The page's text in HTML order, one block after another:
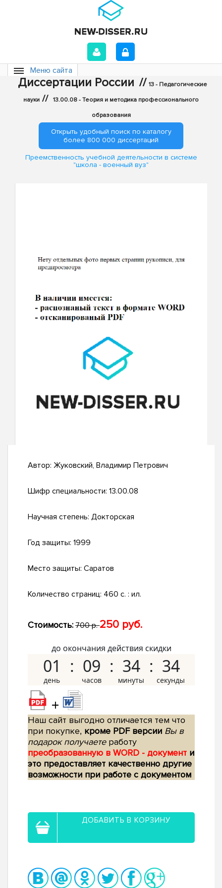
Меню сайта
Диссертации России // 13 - Педагогические
науки // 13.00.08 - Теория и методика профессионального
образования
Открыть удобный поиск по каталогу
более 800 000 диссертаций
Преемственность учебной деятельности в системе
"школа - военный вуз"
Автор: Жуковский, Владимир Петрович
Шифр специальности: 13.00.08
Научная степень: Докторская
Год защиты: 1999
Место защиты: Саратов
Количество страниц: 460 с. : ил.
Стоимость: 700 р.250 руб.
до окончания действия скидки
01 09 34 33
+
Наш сайт выгодно отличается тем что
при покупке, кроме PDF версии Вы в
подарок получаетеработу
преобразованную в WORD - документ и
это предоставляет качественно другие
возможности при работе с документом
ДОБАВИТЬ В КОРЗИНУ